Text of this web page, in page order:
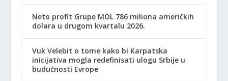
Neto profit Grupe MOL 786 miliona američkih
dolara u drugom kvartalu 2026.
Vuk Velebit o tome kako bi Karpatska
inicijativa mogla redefinisati ulogu Srbije u
budućnosti Evrope